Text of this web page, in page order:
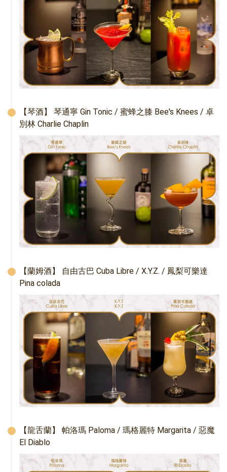
【琴酒】 琴通寧 Gin Tonic / 蜜蜂之膝 Bee's Knees / 卓
別林 Charlie Chaplin
【蘭姆酒】 自由古巴 Cuba Libre / X.Y.Z. / 鳳梨可樂達
Pina colada
【龍舌蘭】 帕洛瑪 Paloma / 瑪格麗特 Margarita / 惡魔
El Diablo